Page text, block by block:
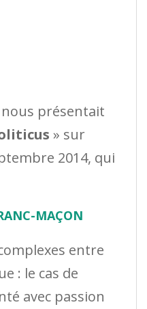
présentait
» sur
2014, qui
MAÇON
entre
: le cas de
avec passion